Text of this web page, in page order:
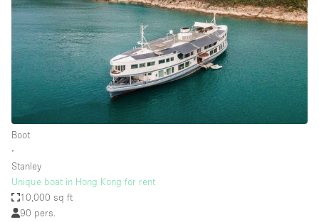
Boot
∙
Stanley
Unique boat in Hong Kong for rent
10,000 sq ft
90 pers.